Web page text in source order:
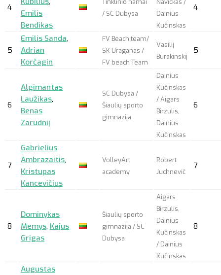
4
Emilis
Bendikas
/ SC Dubysa
Dainius
Kučinskas
4
5
Emilis Sanda,
Adrian
Korčagin
FV Beach team/
SK Uraganas /
FV beach Team
Vasilij
Burakinskij
5
6
Algimantas
Laužikas,
Benas
Zarudnij
SC Dubysa /
Šiaulių sporto
gimnazija
Dainius
Kučinskas
/ Aigars
Birzulis,
Dainius
Kučinskas
6
7
Gabrielius
Ambrazaitis,
Kristupas
Kancevičius
VolleyArt
academy
Robert
Juchnevič
7
8
Dominykas
Memys, Kajus
Grigas
Šiaulių sporto
gimnazija / SC
Dubysa
Aigars
Birzulis,
Dainius
Kučinskas
/ Dainius
Kučinskas
8
Augustas